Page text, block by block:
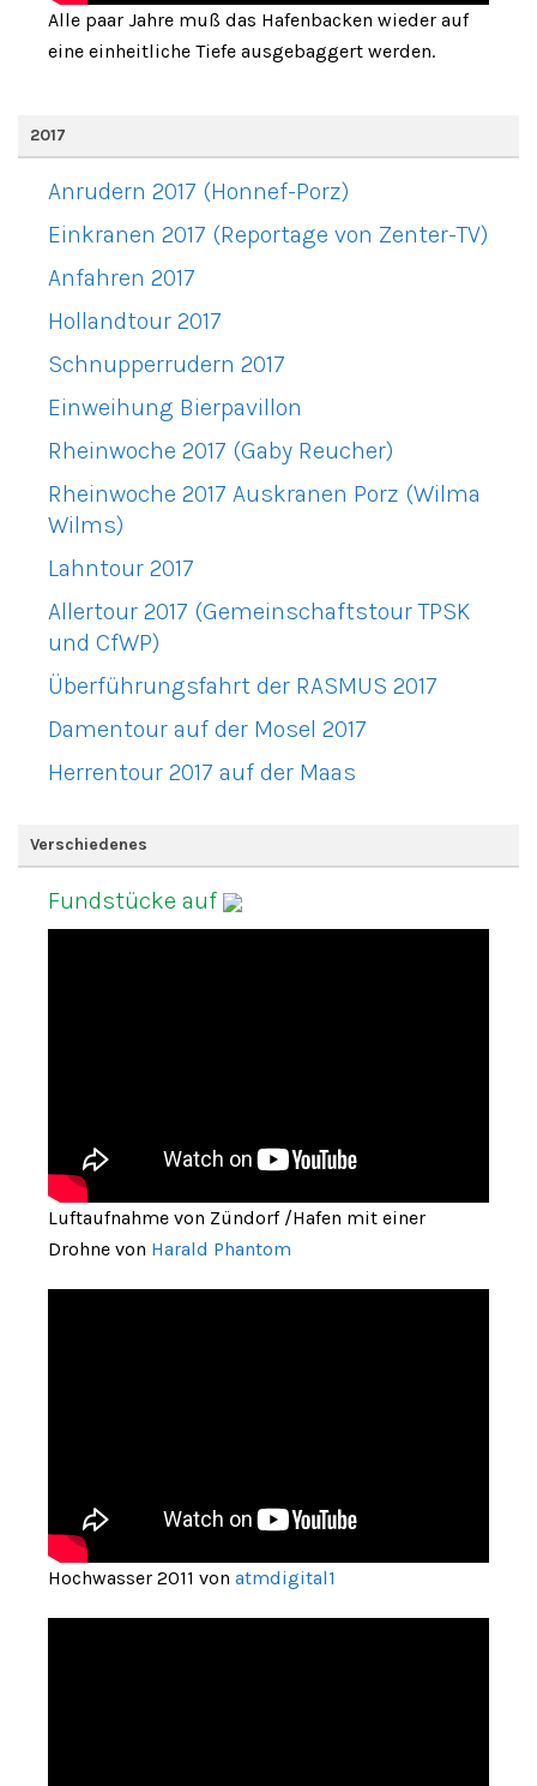
Alle paar Jahre muß das Hafenbacken wieder auf
eine einheitliche Tiefe ausgebaggert werden.
2017
Anrudern 2017 (Honnef-Porz)
Einkranen 2017 (Reportage von Zenter-TV)
Anfahren 2017
Hollandtour 2017
Schnupperrudern 2017
Einweihung Bierpavillon
Rheinwoche 2017 (Gaby Reucher)
Rheinwoche 2017 Auskranen Porz (Wilma
Wilms)
Lahntour 2017
Allertour 2017 (Gemeinschaftstour TPSK
und CfWP)
Überführungsfahrt der RASMUS 2017
Damentour auf der Mosel 2017
Herrentour 2017 auf der Maas
Verschiedenes
Fundstücke auf
Luftaufnahme von Zündorf /Hafen mit einer
Drohne von Harald Phantom
Hochwasser 2011 von atmdigital1